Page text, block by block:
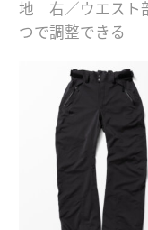
地 右／ウエスト
つで調整できる